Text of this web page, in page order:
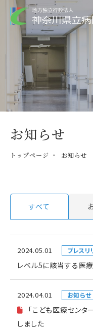
お知らせ
トップページ お知らせ
すべて
2024.05.01 プレスリ
レベル5に該当する医
2024.04.01 お知らせ
「こども医療セン
しました